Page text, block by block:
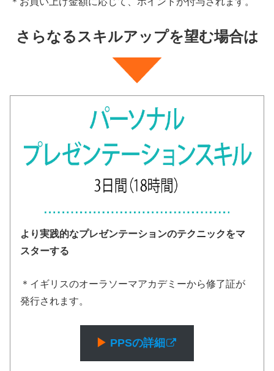
さらなるスキルアップを望む場合は
より実践的なプレゼンテーションのテクニックをマ
スターする
＊イギリスのオーラソーマアカデミーから修了証が
発行されます。
▶︎ PPSの詳細